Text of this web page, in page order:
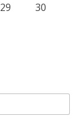
29
30